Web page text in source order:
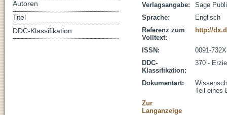
Verlagsangabe:
Sage
Sprache:
Englisch
Referenz zum
Volltext:
http://
ISSN:
0091-732X
DDC-
Klassifikation:
370 -
Dokumentart:
Teil eines
Zur
Langanzeige
Autoren
Titel
DDC-Klassifikation